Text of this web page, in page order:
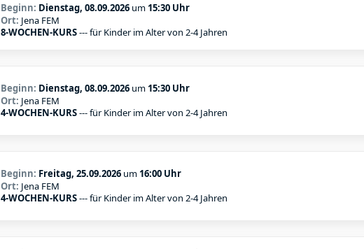
Beginn: Dienstag, 08.09.2026 um 15:30 Uhr
Ort: Jena FEM
8-WOCHEN-KURS--- für Kinder im Alter von 2-4 Jahren
Beginn: Dienstag, 08.09.2026 um 15:30 Uhr
Ort: Jena FEM
4-WOCHEN-KURS--- für Kinder im Alter von 2-4 Jahren
Beginn: Freitag, 25.09.2026 um 16:00 Uhr
Ort: Jena FEM
4-WOCHEN-KURS--- für Kinder im Alter von 2-4 Jahren